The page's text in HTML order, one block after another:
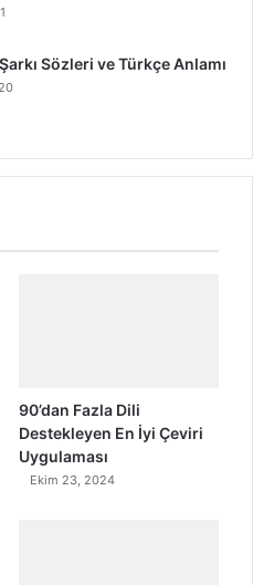
Sözleri ve Türkçe Anlamı
90’dan Fazla Dili
Destekleyen En İyi Çeviri
Uygulaması
Ekim 23, 2024